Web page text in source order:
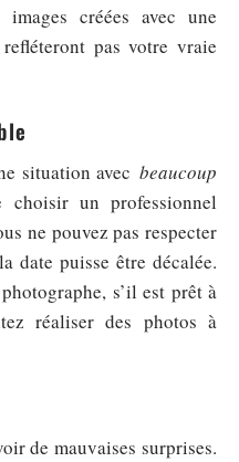
créées avec une
pas votre vraie
situation avec beaucoup
choisir un professionnel
ne pouvez pas respecter
date puisse être décalée.
s’il est prêt à
réaliser des photos à
de mauvaises surprises.